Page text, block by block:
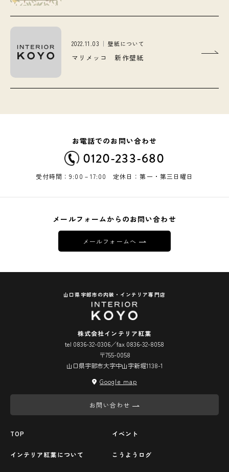
2022.11.03 壁紙について
マリメッコ 新作壁紙
お電話でのお問い合わせ
0120-233-680
受付時間：9:00－17:00 定休日：第一・第三日曜日
メールフォームからのお問い合わせ
メールフォームへ
山口県宇部市の内装・インテリア専門店
株式会社インテリア紅葉
tel 0836-32-0306／fax 0836-32-8058
〒755-0058
山口県宇部市大字中山字新堀1138-1
Google map
お問い合わせ
TOP
インテリア紅葉について
イベント
こうようログ